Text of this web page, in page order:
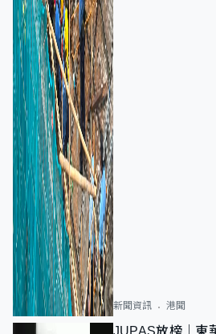
新聞資訊 港聞
JUPAS放榜｜東